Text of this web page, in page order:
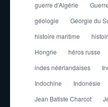
guerre d'Algérie
géologie
Géorgie du
histoire maritime
Hongrie
héros russe
indes néérlandaises
Indochine
Indonésie
Jean Batiste Charcot